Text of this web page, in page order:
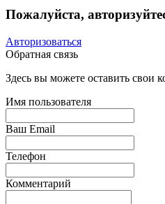
Пожалуйста,
Авторизоваться
Обратная связь
Здесь вы можете оставить свои
Имя пользователя
Ваш Email
Телефон
Комментарий